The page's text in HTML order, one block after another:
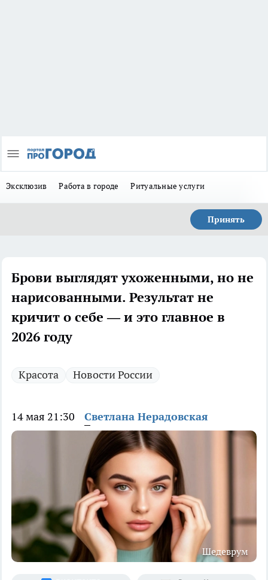
Эксклюзив Работа в городе Ритуальные услуги
Принять
Брови выглядят ухоженными, но не
нарисованными. Результат не
кричит о себе — и это главное в
2026 году
Красота Новости России
14 мая 21:30 Светлана Нерадовская
Шедеврум